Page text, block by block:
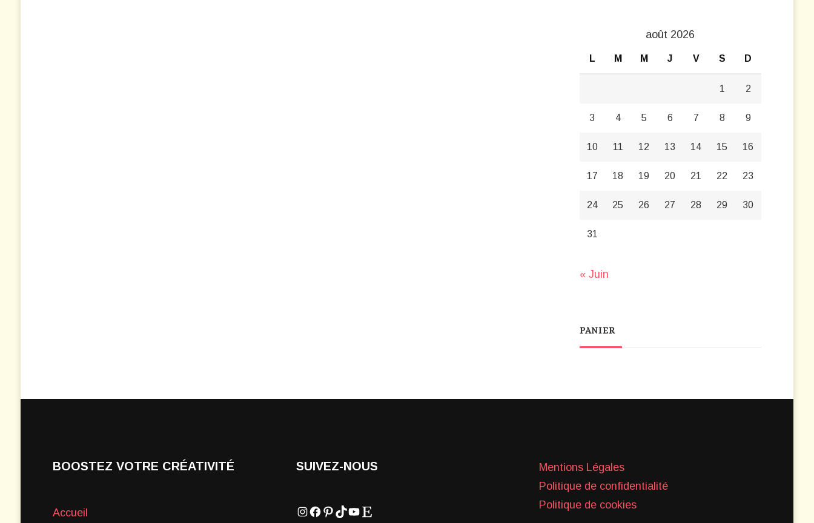
août 2026
L M M J V S D
1 2
3 4 5 6 7 8 9
10 11 12 13 14 15 16
17 18 19 20 21 22 23
24 25 26 27 28 29 30
31
« Juin
PANIER
BOOSTEZ VOTRE CRÉATIVITÉ
Accueil
SUIVEZ-NOUS
Instagram
Facebook
Pinterest
TikTokYouTube
Mentions Légales
Politique de confidentialité
Politique de cookies